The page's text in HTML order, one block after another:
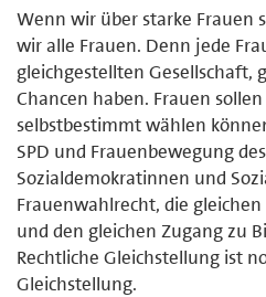
Wenn wir über starke Frauen
wir alle Frauen. Denn jede
gleichgestellten Gesellschaft,
Chancen haben. Frauen
selbstbestimmt wählen
SPD und Frauenbewegung
Sozialdemokratinnen und
Frauenwahlrecht, die
und den gleichen Zugang zu
Rechtliche Gleichstellung ist
Gleichstellung.